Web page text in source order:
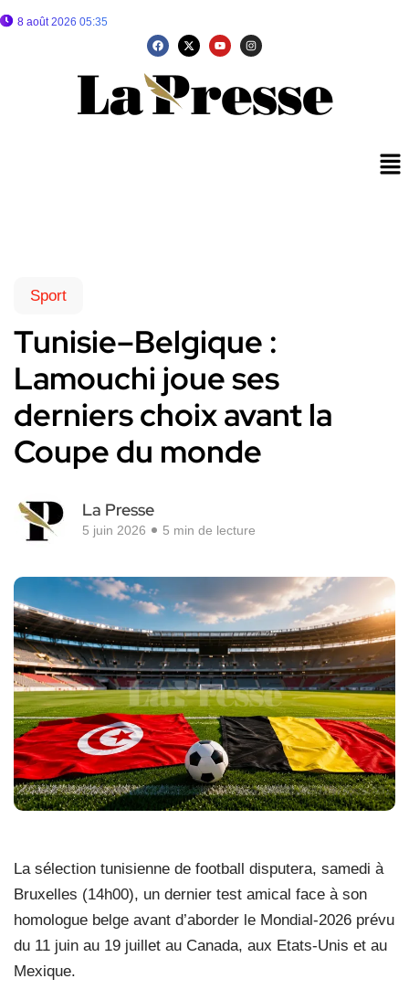
8 août 2026 05:35
Sport
Tunisie–Belgique :
Lamouchi joue ses
derniers choix avant la
Coupe du monde
La Presse
5 juin 2026 5 min de lecture
La sélection tunisienne de football disputera, samedi à
Bruxelles (14h00), un dernier test amical face à son
homologue belge avant d’aborder le Mondial-2026 prévu
du 11 juin au 19 juillet au Canada, aux Etats-Unis et au
Mexique.